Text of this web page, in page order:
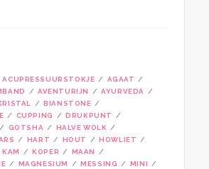
ACUPRESSUURSTOKJE
AGAAT
AVENTURIJN
AYURVEDA
BIANSTONE
CUPPING
DRUKPUNT
GOTSHA
HALVE WOLK
HART HOUT
HOWLIET
KAM KOPER
MAAN
MAGNESIUM MESSING
MINI